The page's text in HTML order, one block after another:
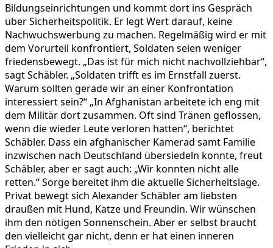
Bildungseinrichtungen und kommt dort ins Gespräch
über Sicherheitspolitik. Er legt Wert darauf, keine
Nachwuchswerbung zu machen. Regelmäßig wird er mit
dem Vorurteil konfrontiert, Soldaten seien weniger
friedensbewegt. „Das ist für mich nicht nachvollziehbar“,
sagt Schäbler. „Soldaten trifft es im Ernstfall zuerst.
Warum sollten gerade wir an einer Konfrontation
interessiert sein?“ „In Afghanistan arbeitete ich eng mit
dem Militär dort zusammen. Oft sind Tränen geflossen,
wenn die wieder Leute verloren hatten“, berichtet
Schäbler. Dass ein afghanischer Kamerad samt Familie
inzwischen nach Deutschland übersiedeln konnte, freut
Schäbler, aber er sagt auch: „Wir konnten nicht alle
retten.“ Sorge bereitet ihm die aktuelle Sicherheitslage.
Privat bewegt sich Alexander Schäbler am liebsten
draußen mit Hund, Katze und Freundin. Wir wünschen
ihm den nötigen Sonnenschein. Aber er selbst braucht
den vielleicht gar nicht, denn er hat einen inneren